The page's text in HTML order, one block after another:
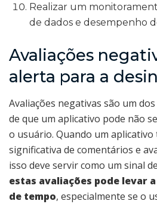
Realizar um
de dados e desempenho
Avaliações
alerta para a
Avaliações negativas são um
de que um aplicativo pode não
o usuário. Quando um
significativa de comentários e
isso deve servir como um sinal
estas avaliações pode levar
de tempo, especialmente se o